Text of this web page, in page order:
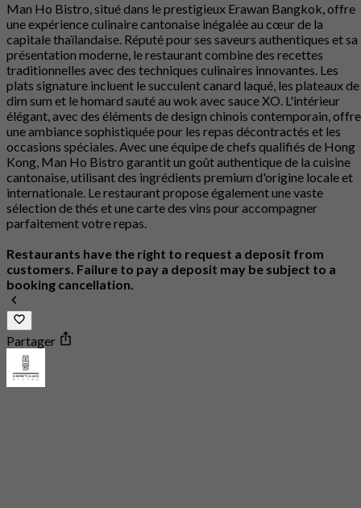
Man Ho Bistro, situé dans le prestigieux Erawan Bangkok, offre
une expérience culinaire cantonaise inégalée au cœur de la
capitale thaïlandaise. Réputé pour ses saveurs authentiques et sa
présentation moderne, le restaurant combine des recettes
traditionnelles avec des techniques culinaires innovantes. Les
plats signature incluent le succulent canard laqué, les plateaux de
dim sum et le homard sauté au wok avec sauce XO. L'intérieur
élégant, avec des éléments de design chinois contemporain, offre
une ambiance sophistiquée pour les repas décontractés et les
occasions spéciales. Avec une équipe de chefs qualifiés de Hong
Kong, Man Ho Bistro garantit un goût authentique de la cuisine
cantonaise, utilisant des ingrédients premium d'origine locale et
internationale. Le restaurant propose également une vaste
sélection de thés et une carte des vins pour accompagner
parfaitement votre repas.
Restaurants have the right to request a deposit from
customers. Failure to pay a deposit may be subject to a
booking cancellation.
Partager